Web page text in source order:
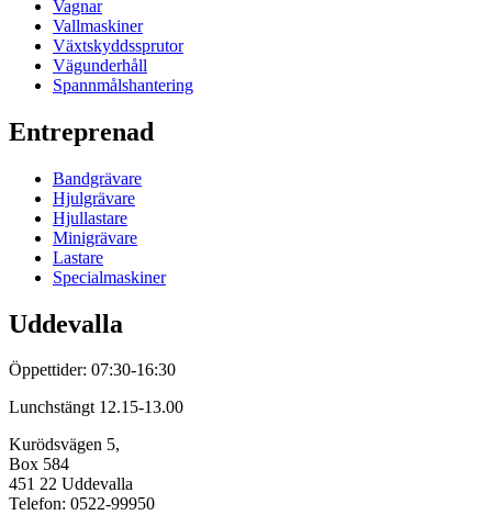
Vagnar
Vallmaskiner
Växtskyddssprutor
Vägunderhåll
Spannmålshantering
Entreprenad
Bandgrävare
Hjulgrävare
Hjullastare
Minigrävare
Lastare
Specialmaskiner
Uddevalla
Öppettider: 07:30-16:30
Lunchstängt 12.15-13.00
Kurödsvägen 5,
Box 584
451 22 Uddevalla
Telefon: 0522-99950